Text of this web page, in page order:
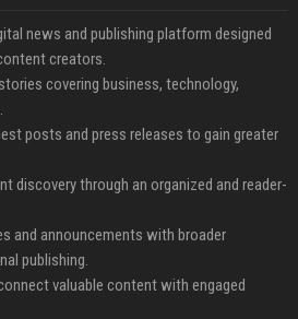
news and publishing platform designed
creators.
covering business, technology,
posts and press releases to gain greater
discovery through an organized and reader-
and announcements with broader
publishing.
valuable content with engaged